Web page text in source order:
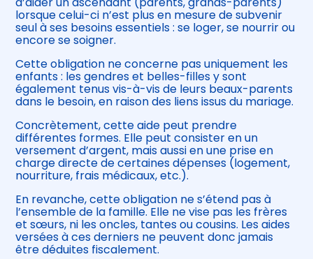
lorsque celui-ci n’est plus en mesure de subvenir
seul à ses besoins essentiels : se loger, se nourrir ou
encore se soigner.
Cette obligation ne concerne pas uniquement les
enfants : les gendres et belles-filles y sont
également tenus vis-à-vis de leurs beaux-parents
dans le besoin, en raison des liens issus du mariage.
Concrètement, cette aide peut prendre
différentes formes. Elle peut consister en un
versement d’argent, mais aussi en une prise en
charge directe de certaines dépenses (logement,
nourriture, frais médicaux, etc.).
En revanche, cette obligation ne s’étend pas à
l’ensemble de la famille. Elle ne vise pas les frères
et sœurs, ni les oncles, tantes ou cousins. Les aides
versées à ces derniers ne peuvent donc jamais
être déduites fiscalement.